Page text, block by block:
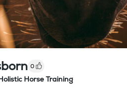
0
Horse Training